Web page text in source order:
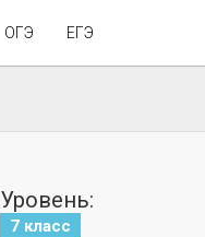
ОГЭ ЕГЭ
Уровень:
7 класс